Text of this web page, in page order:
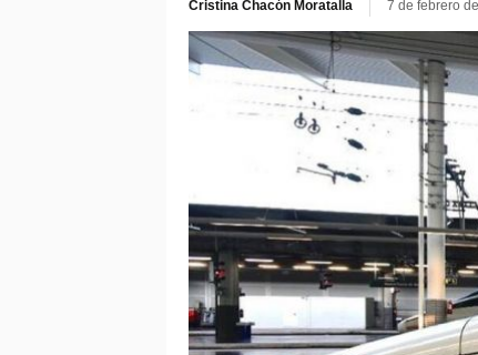
Cristina Chacón Moratalla 7 de febrero